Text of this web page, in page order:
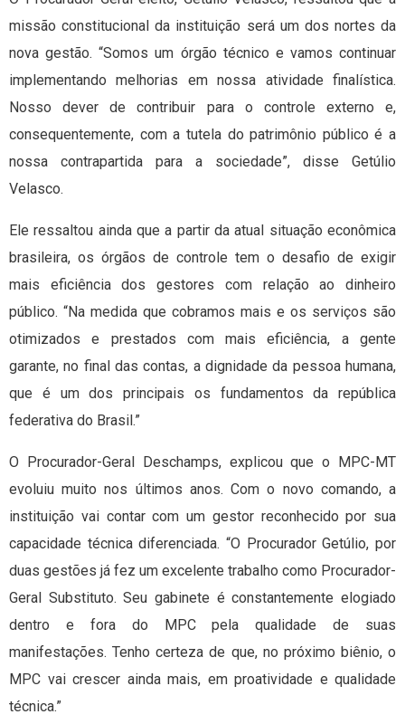
missão constitucional da instituição será um dos nortes da
nova gestão. “Somos um órgão técnico e vamos continuar
implementando melhorias em nossa atividade finalística.
Nosso dever de contribuir para o controle externo e,
consequentemente, com a tutela do patrimônio público é a
nossa contrapartida para a sociedade”, disse Getúlio
Velasco.
Ele ressaltou ainda que a partir da atual situação econômica
brasileira, os órgãos de controle tem o desafio de exigir
mais eficiência dos gestores com relação ao dinheiro
público. “Na medida que cobramos mais e os serviços são
otimizados e prestados com mais eficiência, a gente
garante, no final das contas, a dignidade da pessoa humana,
que é um dos principais os fundamentos da república
federativa do Brasil.”
O Procurador-Geral Deschamps, explicou que o MPC-MT
evoluiu muito nos últimos anos. Com o novo comando, a
instituição vai contar com um gestor reconhecido por sua
capacidade técnica diferenciada. “O Procurador Getúlio, por
duas gestões já fez um excelente trabalho como Procurador-
Geral Substituto. Seu gabinete é constantemente elogiado
dentro e fora do MPC pela qualidade de suas
manifestações. Tenho certeza de que, no próximo biênio, o
MPC vai crescer ainda mais, em proatividade e qualidade
técnica.”